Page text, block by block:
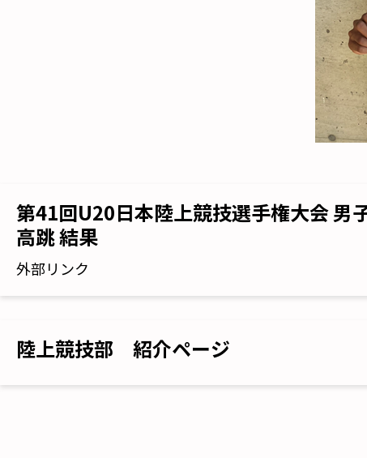
第41回U20日本陸上競技選手権大会 男
高跳 結果
外部リンク
陸上競技部 紹介ページ